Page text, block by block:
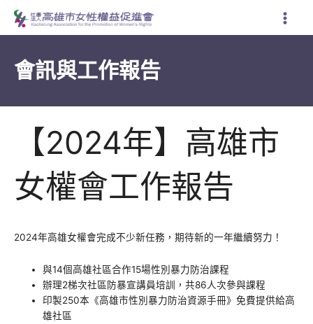
主
會訊與工作報告
【2024年】高雄市
女權會工作報告
2024年高雄女權會完成不少新任務，期待新的一年繼續努力！
與14個高雄社區合作15場性別暴力防治課程
辦理2梯次社區防暴宣講員培訓，共86人次參與課程
印製250本《高雄市性別暴力防治資源手冊》免費提供給高
雄社區